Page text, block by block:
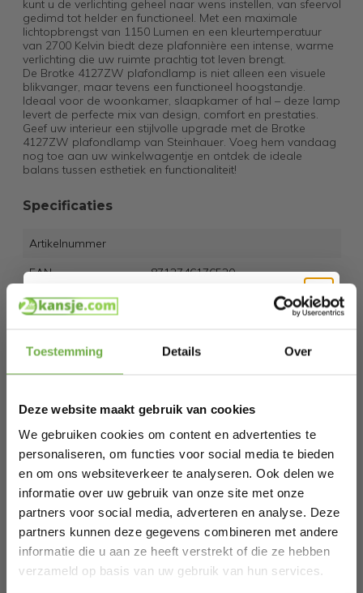
Toestemming Details Over
Deze website maakt gebruik van cookies
We gebruiken cookies om content en advertenties te
personaliseren, om functies voor social media te bieden
en om ons websiteverkeer te analyseren. Ook delen we
informatie over uw gebruik van onze site met onze
partners voor social media, adverteren en analyse. Deze
partners kunnen deze gegevens combineren met andere
informatie die u aan ze heeft verstrekt of die ze hebben
verzameld op basis van uw gebruik van hun services.
kunt u de verlichting geheel naar wens instellen, van sfeervol
gedimd tot helder en functioneel. Met een maximale
lichtopbrengst van 1150 Lumen en een kleurtemperatuur
van 2700 Kelvin biedt deze plafonnière een intense, warme
verlichting die uw ruimte prachtig tot leven brengt.
De Brotke 4127ZW plafondlamp is niet alleen een visuele
blikvanger, maar tevens een functioneel hoogstandje.
Ideaal voor de woonkamer, slaapkamer of hal – deze lamp
levert de perfecte mix van design, comfort en prestaties.
Geef uw interieur een stijlvolle upgrade met de Brotke
4127ZW plafondlamp van Steinhauer. Voeg hem vandaag
nog toe aan uw winkelwagentje en ontdek de ideale
balans tussen esthetiek en functionaliteit!
Specificaties
Artikelnummer
EAN
8712746176520
SKU
Gerelateerde producten
Plafonnieres Ringlux 3655ZW zwarte
plafondlamp Ø32 cm met warm LED
licht, metaal en kunststof, trendy
design, merk Steinhauer
Prijs op bol.com € 120,00
€ 80,39
-33%
Schrijf je in en ontvang
Bij 2dekansje.com profiteer je van
kortingen tot wel 70%.
Laat ons weten wanneer je jarig bent